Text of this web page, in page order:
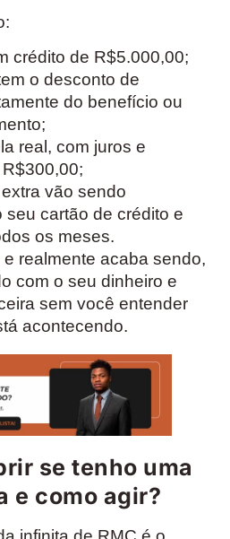
crédito de R$5.000,00;
o desconto de
do benefício ou
real, com juros e
vão sendo
seu cartão de crédito e
os meses.
realmente acaba sendo,
com o seu dinheiro e
sem você entender
acontecendo.
se tenho uma
e como agir?